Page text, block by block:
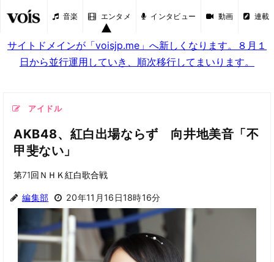
音楽 エンタメ インタビュー 動画 連載
サイトドメインが「voisjp.me」へ新しくなります。８月１
日から並行運用していき、順次移行してまいります。
アイドル
AKB48、紅白出場ならず 向井地美音「不
甲斐ない」
第71回ＮＨＫ紅白歌合戦
編集部 20年11月16日18時16分